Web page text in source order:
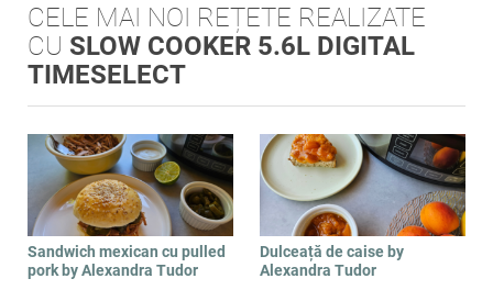
CELE MAI NOI REȚETE REALIZATE
CU SLOW COOKER 5.6L DIGITAL
TIMESELECT
Sandwich mexican cu pulled
pork by Alexandra Tudor
Dulceață de caise by
Alexandra Tudor